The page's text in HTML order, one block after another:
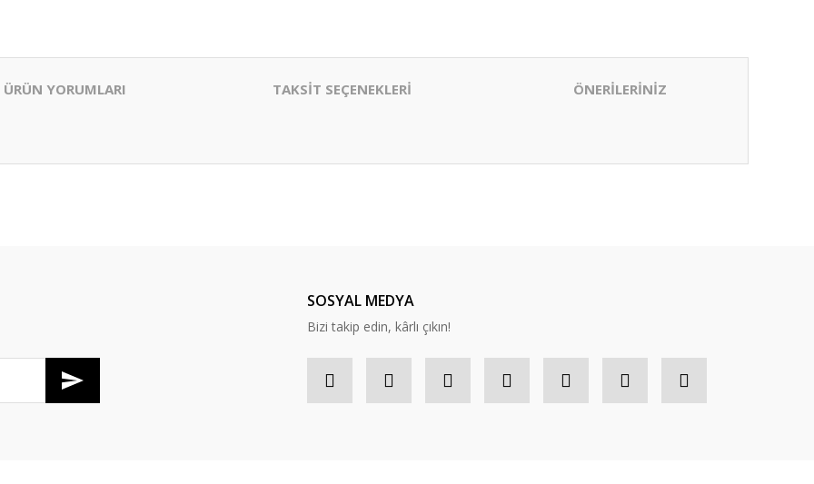
ÜRÜN YORUMLARI TAKSİT SEÇENEKLERİ ÖNERİLERİNİZ
SOSYAL MEDYA
Bizi takip edin, kârlı çıkın!